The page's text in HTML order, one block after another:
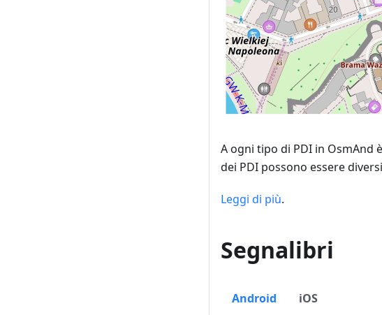
A ogni tipo di PDI in OsmAnd
dei PDI possono essere
Leggi di più.
Segnalibri
Android iOS